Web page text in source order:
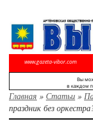
www.gazeta-vibor.com
Вы
в каждом
Главная » Статьи »
праздник без